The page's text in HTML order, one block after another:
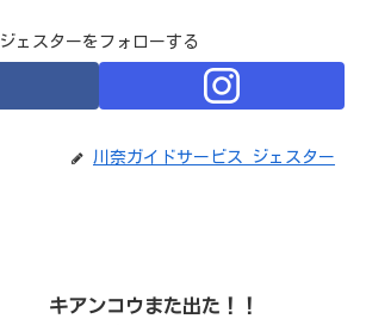
ジェスターをフォローする
川奈ガイドサービス ジェスター
キアンコウまた出た！！